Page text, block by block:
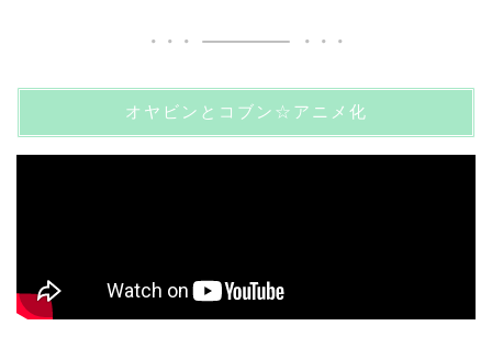
オヤビンとコブン☆アニメ化